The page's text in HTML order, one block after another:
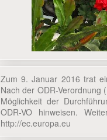
Zum 9. Januar 2016 trat
Nach der ODR-Verordnung
Möglichkeit der
ODR-VO hinweisen.
http://ec.europa.eu